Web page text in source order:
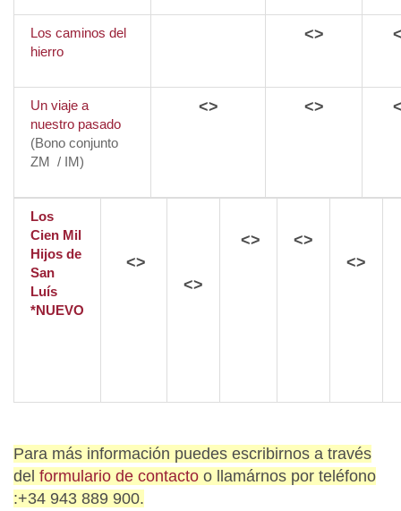
Los caminos del
hierro
<>
Un viaje a
nuestro pasado
(Bono conjunto
ZM / IM)
<> <>
Los
Cien Mil
Hijos de
San
Luís
*NUEVO
<>
<>
<>
<>
<>
Para más información puedes escribirnos a través
del formulario de contacto o llamárnos por teléfono
:+34 943 889 900.